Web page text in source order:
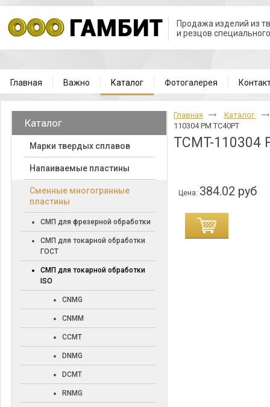
Продажа изделий из
и резцов
Главная Важно Каталог Фотогалерея
Каталог
Марки твердых сплавов
Напаиваемые пластины
Cменные многогранные
пластины
СМП для фрезерной обработки
СМП для токарной обработки
ГОСТ
СМП для токарной обработки
ISO
CNMG
CNMM
CCMT
DNMG
DCMT
RNMG
Главная
Каталог
110304 PM TC40PT
TCMT-110304
Цена: 384.02 руб